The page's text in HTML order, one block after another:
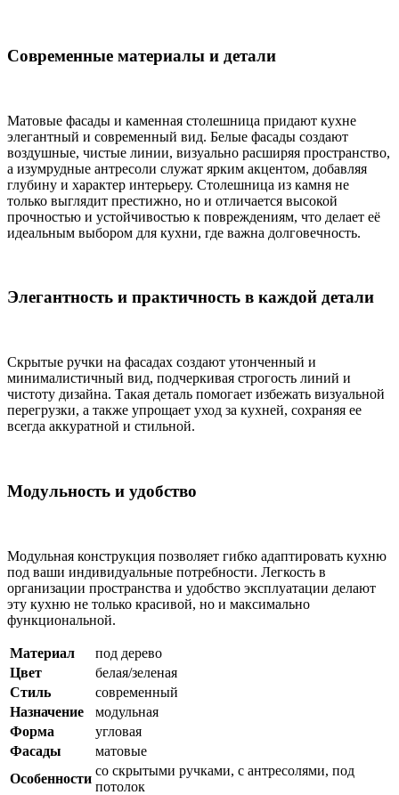
Современные материалы и детали
Матовые фасады и каменная столешница придают кухне
элегантный и современный вид. Белые фасады создают
воздушные, чистые линии, визуально расширяя пространство,
а изумрудные антресоли служат ярким акцентом, добавляя
глубину и характер интерьеру. Столешница из камня не
только выглядит престижно, но и отличается высокой
прочностью и устойчивостью к повреждениям, что делает её
идеальным выбором для кухни, где важна долговечность.
Элегантность и практичность в каждой детали
Скрытые ручки на фасадах создают утонченный и
минималистичный вид, подчеркивая строгость линий и
чистоту дизайна. Такая деталь помогает избежать визуальной
перегрузки, а также упрощает уход за кухней, сохраняя ее
всегда аккуратной и стильной.
Модульность и удобство
Модульная конструкция позволяет гибко адаптировать кухню
под ваши индивидуальные потребности. Легкость в
организации пространства и удобство эксплуатации делают
эту кухню не только красивой, но и максимально
функциональной.
Материал
под дерево
Цвет
белая/зеленая
Стиль
современный
Назначение
модульная
Форма
угловая
Фасады
матовые
Особенности
со скрытыми ручками, с антресолями, под
потолок